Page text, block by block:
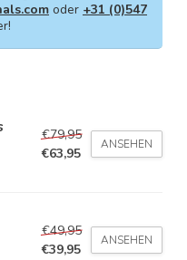
oder +31 (0)547
€79,95
€63,95
ANSEHEN
€49,95
€39,95
ANSEHEN